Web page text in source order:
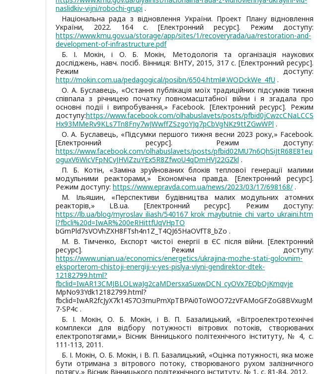
naslidkiv-vijni/robochi-grupi .
Національна рада з відновлення України. Проект Плану відновлення
України, 2022. 164 с. [Електронний ресурс]. Режим доступу:
https://www.kmu.gov.ua/storage/app/sites/1/recoveryrada/ua/restoration-and-
development-of-infrastructure.pdf
Б. І. Мокін, і О. Б. Мокін, Методологія та організація наукових
досліджень, навч. посіб. Вінниця: ВНТУ, 2015, 317 с. [Електронний ресурс].
Режим доступу:
http://mokin.com.ua/pedagogical/posibn/6504.html#.WODckWe_4fU .
О. А. Буславець, «Остання публікація моїх традиційних підсумків тижня
співпала з річницею початку повномасштабної війни і я згадала про
основні події і випробування,» Facebook. [Електронний ресурс]. Режим
доступу:https://www.facebook.com/olhabuslavets/posts/pfbid0jCwzcCNaLCCS
Hx93MMeRv9KLs7Tn8Fny7wJWwffZSzgoYJq7pCbVgNKz9ttZGwWPl .
О. А. Буславець, «Підсумки першого тижня весни 2023 року,» Facebook.
[Електронний ресурс]. Режим доступу:
https://www.facebook.com/olhabuslavets/posts/pfbid02MU7n6QhSiJtR68E81eu
oguxV6WicVFpNCvJHViZzuYEx5R8ZfwoU4qDmHVJ22GZkl .
П. Б. Котін, «Заміна зруйнованих блоків теплової генерації малими
модульними реакторами,» Економічна правда. [Електронний ресурс].
Режим доступу: https://www.epravda.com.ua/news/2023/03/17/698168/ .
М. Ільяшин, «Перспективи будівництва малих модульних атомних
реакторів,» LB.ua. [Електронний ресурс]. Режим доступу:
https://lb.ua/blog/myroslav_iliash/540167_krok_maybutnie_chi_varto_ukraini.htm
l?fbcli%20d=IwAR%200eRHittfUqVHpTO
bGmPld7sVOVhZXH8FTsh4n1Z_T4QJ65HaOVfT8_bZo .
М. В. Тімченко, Експорт чистої енергії в ЄС після війни. [Електронний
ресурс]. Режим доступу:
https://www.unian.ua/economics/energetics/ukrajina-mozhe-stati-golovnim-
eksporterom-chistoji-energiji-v-yes-pislya-viyni-gendirektor-dtek-
12182799.html?
fbclid=IwAR13CMJBLOLwaJg2caMDersxaSuxwDCN_cyOVx7EQbOjKmqvje
MpNo93Ydk12182799.html?
fbclid=IwAR2fcJyX7k14S7O3muPmXpTBPAi0ToWOO72zVFAMoGFZoG8BVxugM
7-SP4c .
Б. І. Мокін, О. Б. Мокін, і В. П. Базалицький, «Вітроелектротехнічні
комплекси для відбору потужності вітрових потоків, створюваних
електропотягами,» Вісник Вінницького політехнічного інституту, № 4, с.
111-113, 2011.
Б. І. Мокін, О. Б. Мокін, і В. П. Базалицький, «Оцінка потужності, яка може
бути отримана з вітрового потоку, створюваного рухом залізничного
потягу,» Вісник Вінницького політехнічного інституту, № 1, с. 81-84, 2012.